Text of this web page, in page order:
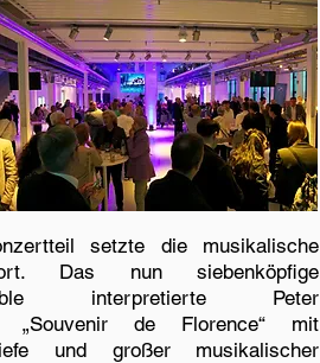
setzte die musikalische
Das nun siebenköpfige
interpretierte Peter
„Souvenir de Florence“ mit
und großer musikalischer